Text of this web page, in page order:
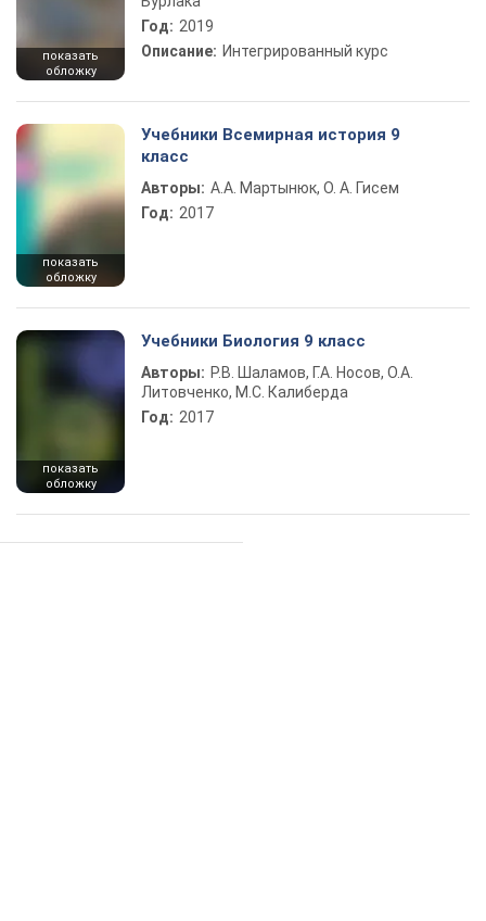
показать
обложку
Год: 2019
Описание: Интегрированный курс
показать
обложку
Учебники Всемирная история 9
класс
Авторы: А.А. Мартынюк, О. А. Гисем
Год: 2017
показать
обложку
Учебники Биология 9 класс
Авторы: Р.В. Шаламов, Г.А. Носов, О.А.
Литовченко, М.С. Калиберда
Год: 2017